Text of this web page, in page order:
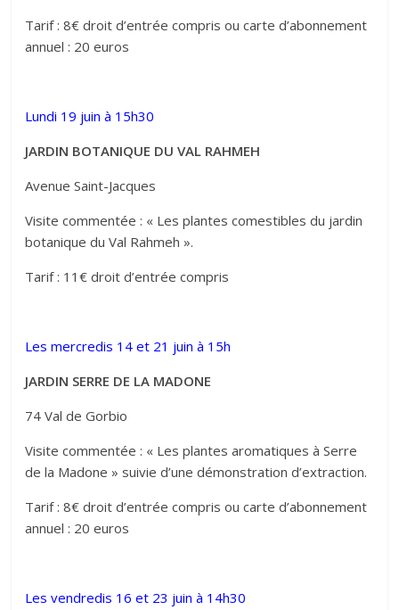
Tarif : 8€ droit d’entrée compris ou carte d’abonnement
annuel : 20 euros
Lundi 19 juin à 15h30
JARDIN BOTANIQUE DU VAL RAHMEH
Avenue Saint-Jacques
Visite commentée : « Les plantes comestibles du jardin
botanique du Val Rahmeh ».
Tarif : 11€ droit d’entrée compris
Les mercredis 14 et 21 juin à 15h
JARDIN SERRE DE LA MADONE
74 Val de Gorbio
Visite commentée : « Les plantes aromatiques à Serre
de la Madone » suivie d’une démonstration d’extraction.
Tarif : 8€ droit d’entrée compris ou carte d’abonnement
annuel : 20 euros
Les vendredis 16 et 23 juin à 14h30